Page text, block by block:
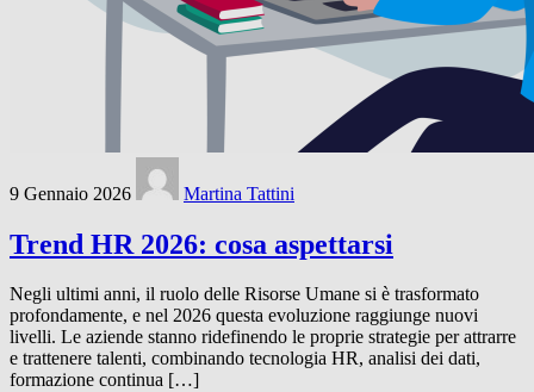
9 Gennaio 2026 Martina Tattini
Trend HR 2026: cosa aspettarsi
Negli ultimi anni, il ruolo delle Risorse Umane si è trasformato
profondamente, e nel 2026 questa evoluzione raggiunge nuovi
livelli. Le aziende stanno ridefinendo le proprie strategie per attrarre
e trattenere talenti, combinando tecnologia HR, analisi dei dati,
formazione continua […]